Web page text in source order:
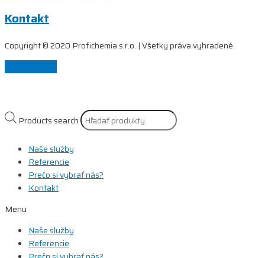
Kontakt
Copyright © 2020 Profichemia s.r.o. | Všetky práva vyhradené
Products search
Naše služby
Referencie
Prečo si vybrať nás?
Kontakt
Menu
Naše služby
Referencie